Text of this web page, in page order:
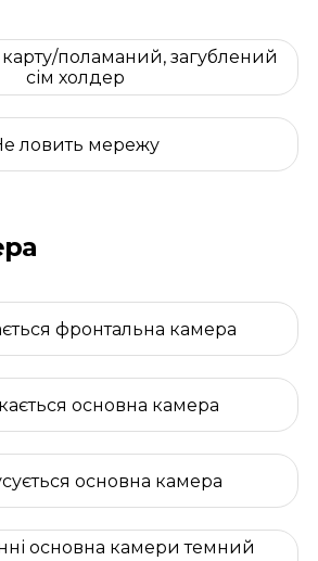
карту/поламаний, загублений
сім холдер
ловить мережу
фронтальна камера
основна камера
основна камера
основна камери темний